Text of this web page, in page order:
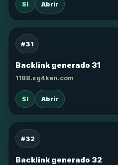
SI Abrir
#31
Backlink generado 31
1188.xg4ken.com
SI Abrir
#32
Backlink generado 32